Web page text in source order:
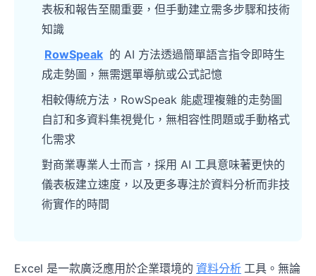
表板和報告至關重要，但手動建立需多步驟和技術
知識
RowSpeak 的 AI 方法透過簡單語言指令即時生
成走勢圖，無需選單導航或公式記憶
相較傳統方法，RowSpeak 能處理複雜的走勢圖
自訂和多資料集視覺化，無相容性問題或手動格式
化需求
對商業專業人士而言，採用 AI 工具意味著更快的
儀表板建立速度，以及更多專注於資料分析而非技
術實作的時間
Excel 是一款廣泛應用於企業環境的 資料分析 工具。無論